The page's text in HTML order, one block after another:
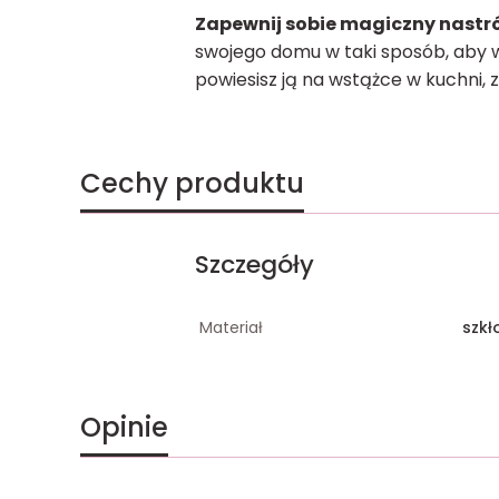
Zapewnij sobie magiczny
swojego domu w taki sposób, aby
powiesisz ją na wstążce w
Cechy produktu
Szczegóły
Materiał
Opinie